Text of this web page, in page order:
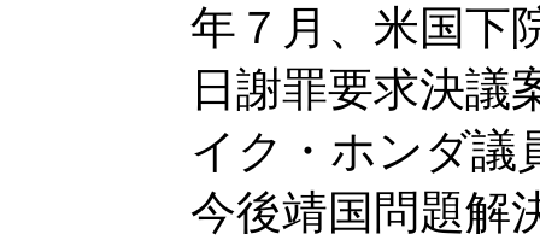
年７月、米国下
日謝罪要求決議
イク・ホンダ議
今後靖国問題解